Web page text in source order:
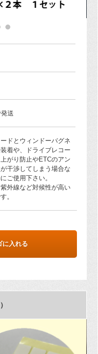
発送
ドとウィンドーバグネ
着や、ドライブレコー
がり防止やETCのアン
干渉してしまう場合な
ご使用下さい。
紫外線など対候性が高い
。
に入れる